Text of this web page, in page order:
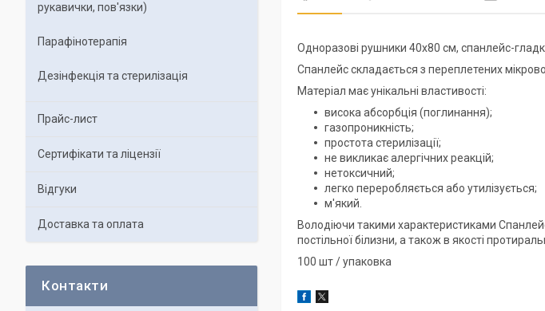
Одноразові рушники 40х80 см, спанлейс-
Спанлейс складається з переплетених
Матеріал має унікальні властивості:
висока абсорбція (поглинання);
газопроникність;
простота стерилізації;
не викликає алергічних реакцій;
нетоксичний;
легко переробляється або утилізується;
м'який.
Володіючи такими характеристиками
постільної білизни, а також в якості
100 шт / упаковка
рукавички, пов'язки)
Парафінотерапія
Дезінфекція та стерилізація
Прайс-лист
Сертифікати та ліцензії
Відгуки
Доставка та оплата